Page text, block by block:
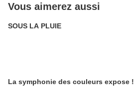
Vous aimerez aussi
SOUS LA PLUIE
La symphonie des couleurs expose !